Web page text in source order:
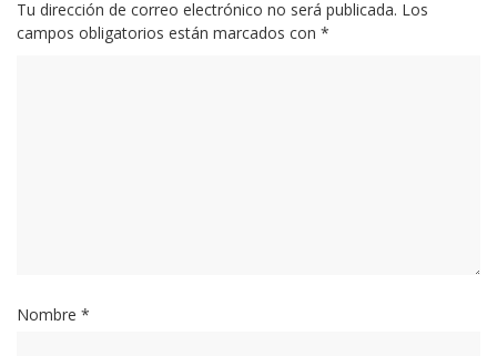
Tu dirección de correo electrónico no será publicada. Los
campos obligatorios están marcados con *
Nombre *